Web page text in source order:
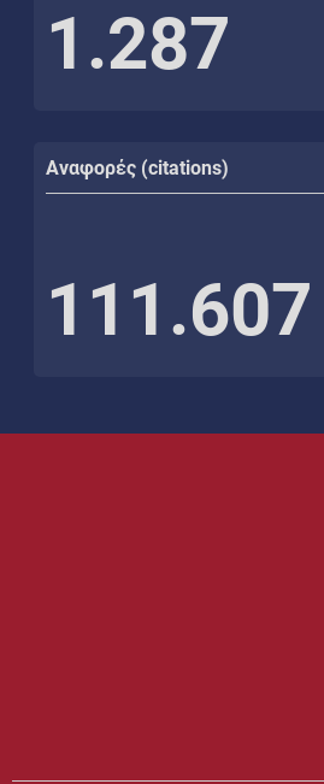
1.287
Αναφορές (citations)
111.607